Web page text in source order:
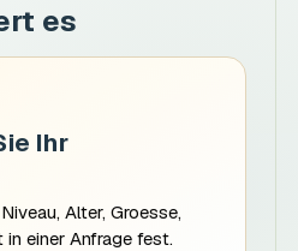
es
Ihr
Alter, Groesse,
einer Anfrage fest.